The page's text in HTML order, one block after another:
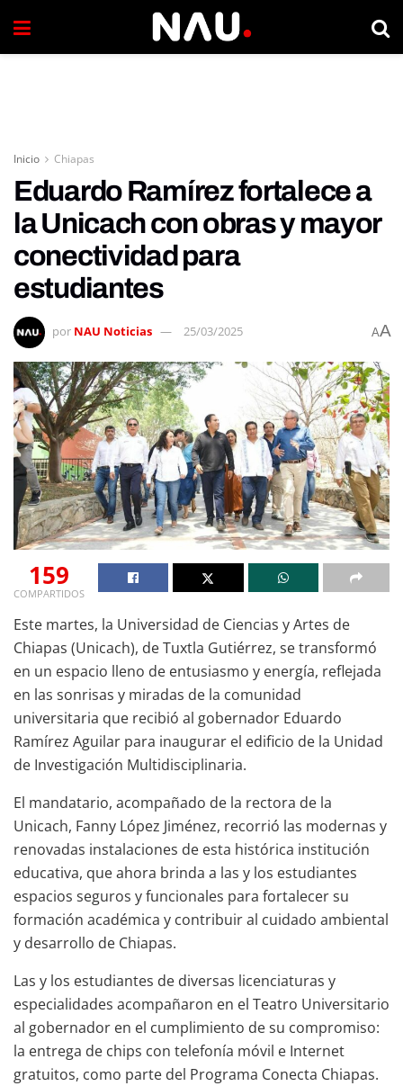
Inicio Chiapas
Eduardo Ramírez fortalece a
la Unicach con obras y mayor
conectividad para
estudiantes
por NAU Noticias 25/03/2025 AA
159
COMPARTIDOS
Este martes, la Universidad de Ciencias y Artes de
Chiapas (Unicach), de Tuxtla Gutiérrez, se transformó
en un espacio lleno de entusiasmo y energía, reflejada
en las sonrisas y miradas de la comunidad
universitaria que recibió al gobernador Eduardo
Ramírez Aguilar para inaugurar el edificio de la Unidad
de Investigación Multidisciplinaria.
El mandatario, acompañado de la rectora de la
Unicach, Fanny López Jiménez, recorrió las modernas y
renovadas instalaciones de esta histórica institución
educativa, que ahora brinda a las y los estudiantes
espacios seguros y funcionales para fortalecer su
formación académica y contribuir al cuidado ambiental
y desarrollo de Chiapas.
Las y los estudiantes de diversas licenciaturas y
especialidades acompañaron en el Teatro Universitario
al gobernador en el cumplimiento de su compromiso:
la entrega de chips con telefonía móvil e Internet
gratuitos, como parte del Programa Conecta Chiapas.